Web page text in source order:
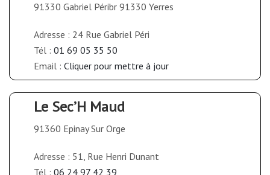
91330 Gabriel Péribr 91330 Yerres
Adresse : 24 Rue Gabriel Péri
Tél : 01 69 05 35 50
Email : Cliquer pour mettre à jour
Le Sec’H Maud
91360 Epinay Sur Orge
Adresse : 51, Rue Henri Dunant
Tél : 06 24 97 42 39